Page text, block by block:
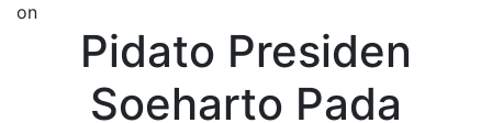
on
Pidato Presiden
Soeharto Pada